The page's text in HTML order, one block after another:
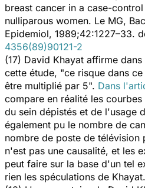
breast cancer in a case-
nulliparous women. Le MG,
Epidemiol, 1989;42:1227–33.
4356(89)90121-2
(17) David Khayat affirme
cette étude, "ce risque dans
être multiplié par 5". Dans
compare en réalité les
du sein dépistés et de l'usage
également pu le nombre de
nombre de poste de
n'est pas une causalité, et les
peut faire sur la base d'un tel
rien les spéculations de Khayat.